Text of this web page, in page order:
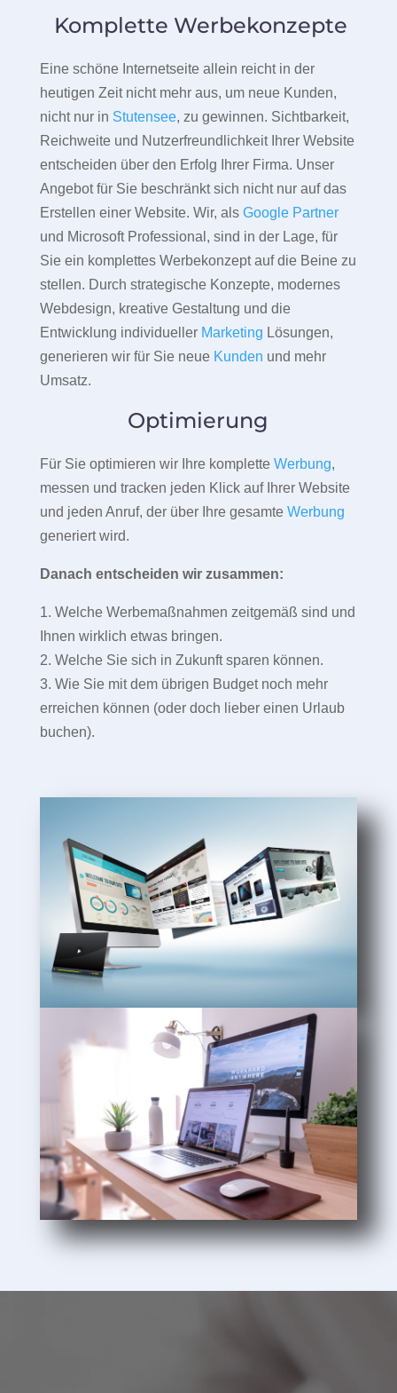
Komplette Werbekonzepte
Eine schöne Internetseite allein reicht in der
heutigen Zeit nicht mehr aus, um neue Kunden,
nicht nur in Stutensee, zu gewinnen. Sichtbarkeit,
Reichweite und Nutzerfreundlichkeit Ihrer Website
entscheiden über den Erfolg Ihrer Firma. Unser
Angebot für Sie beschränkt sich nicht nur auf das
Erstellen einer Website. Wir, als Google Partner
und Microsoft Professional, sind in der Lage, für
Sie ein komplettes Werbekonzept auf die Beine zu
stellen. Durch strategische Konzepte, modernes
Webdesign, kreative Gestaltung und die
Entwicklung individueller Marketing Lösungen,
generieren wir für Sie neue Kunden und mehr
Umsatz.
Optimierung
Für Sie optimieren wir Ihre komplette Werbung,
messen und tracken jeden Klick auf Ihrer Website
und jeden Anruf, der über Ihre gesamte Werbung
generiert wird.
Danach entscheiden wir zusammen:
1. Welche Werbemaßnahmen zeitgemäß sind und
Ihnen wirklich etwas bringen.
2. Welche Sie sich in Zukunft sparen können.
3. Wie Sie mit dem übrigen Budget noch mehr
erreichen können (oder doch lieber einen Urlaub
buchen).